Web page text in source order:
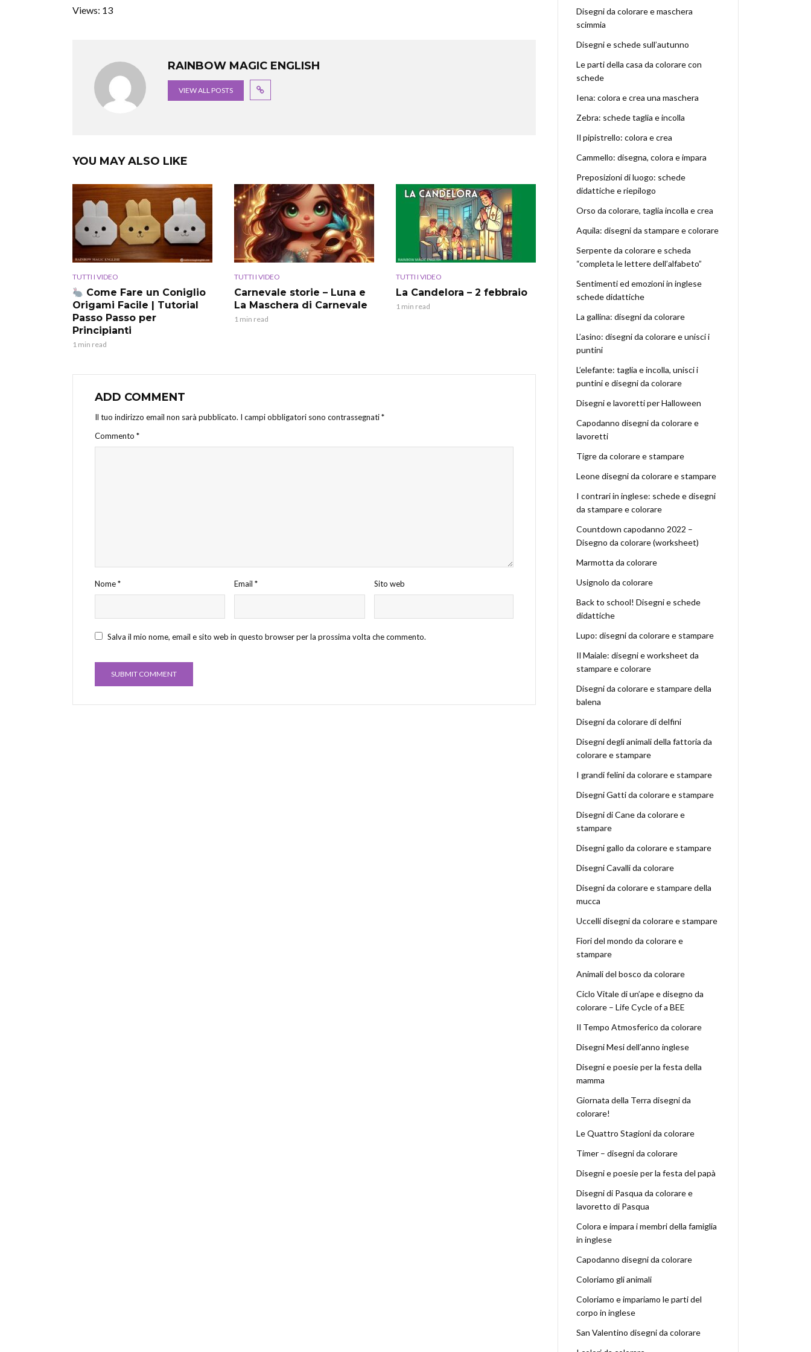
Views: 13
RAINBOW MAGIC ENGLISH
VIEW ALL POSTS
YOU MAY ALSO LIKE
TUTTI I VIDEO
Come Fare un Coniglio
Origami Facile | Tutorial
Passo Passo per
Principianti
1 min read
TUTTI I VIDEO
Carnevale storie – Luna e
La Maschera di Carnevale
1 min read
TUTTI I VIDEO
La Candelora – 2 febbraio
1 min read
ADD COMMENT
Il tuo indirizzo email non sarà pubblicato. I campi obbligatori sono contrassegnati*
Commento *
Nome* Email* Sito web
Salva il mio nome, email e sito web in questo browser per la prossima volta che commento.
Disegni da colorare e maschera
scimmia
Disegni e schede sull’autunno
Le parti della casa da colorare con
schede
Iena: colora e crea una maschera
Zebra: schede taglia e incolla
Il pipistrello: colora e crea
Cammello: disegna, colora e impara
Preposizioni di luogo: schede
didattiche e riepilogo
Orso da colorare, taglia incolla e crea
Aquila: disegni da stampare e colorare
Serpente da colorare e scheda
“completa le lettere dell’alfabeto”
Sentimenti ed emozioni in inglese
schede didattiche
La gallina: disegni da colorare
L’asino: disegni da colorare e unisci i
puntini
L’elefante: taglia e incolla, unisci i
puntini e disegni da colorare
Disegni e lavoretti per Halloween
Capodanno disegni da colorare e
lavoretti
Tigre da colorare e stampare
Leone disegni da colorare e stampare
I contrari in inglese: schede e disegni
da stampare e colorare
Countdown capodanno 2022 –
Disegno da colorare (worksheet)
Marmotta da colorare
Usignolo da colorare
Back to school! Disegni e schede
didattiche
Lupo: disegni da colorare e stampare
Il Maiale: disegni e worksheet da
stampare e colorare
Disegni da colorare e stampare della
balena
Disegni da colorare di delfini
Disegni degli animali della fattoria da
colorare e stampare
I grandi felini da colorare e stampare
Disegni Gatti da colorare e stampare
Disegni di Cane da colorare e
stampare
Disegni gallo da colorare e stampare
Disegni Cavalli da colorare
Disegni da colorare e stampare della
mucca
Uccelli disegni da colorare e stampare
Fiori del mondo da colorare e
stampare
Animali del bosco da colorare
Ciclo Vitale di un’ape e disegno da
colorare – Life Cycle of a BEE
Il Tempo Atmosferico da colorare
Disegni Mesi dell’anno inglese
Disegni e poesie per la festa della
mamma
Giornata della Terra disegni da
colorare!
Le Quattro Stagioni da colorare
Timer – disegni da colorare
Disegni e poesie per la festa del papà
Disegni di Pasqua da colorare e
lavoretto di Pasqua
Colora e impara i membri della famiglia
in inglese
Capodanno disegni da colorare
Coloriamo gli animali
Coloriamo e impariamo le parti del
corpo in inglese
San Valentino disegni da colorare